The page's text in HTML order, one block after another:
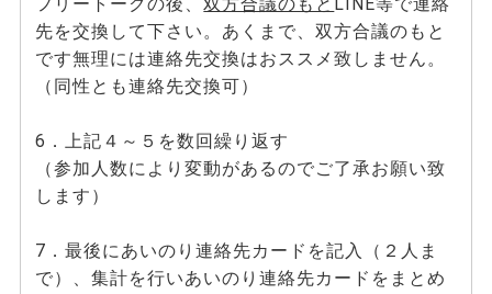
フリートークの後、双方合議のもと LINE等で連絡
先を交換して下さい。あくまで、双方合議のもと
です無理には連絡先交換はおススメ致しません。
（同性とも連絡先交換可）
6．上記４～５を数回繰り返す
（参加人数により変動があるのでご了承お願い致
します）
7．最後にあいのり連絡先カードを記入（２人ま
で）、集計を行いあいのり連絡先カードをまとめ